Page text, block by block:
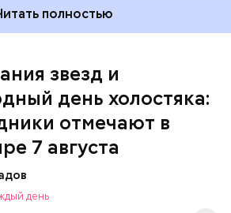
полностью
звезд и
день холостяка:
отмечают в
7 августа
день
день холостяка